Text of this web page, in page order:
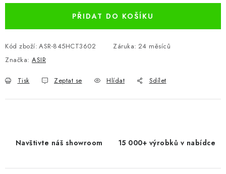
PŘIDAT DO KOŠÍKU
Kód zboží: ASR-845HCT3602 Záruka: 24 měsíců
Značka: ASIR
Tisk Zeptat se Hlídat Sdílet
Navštivte náš showroom 15 000+ výrobků v nabídce